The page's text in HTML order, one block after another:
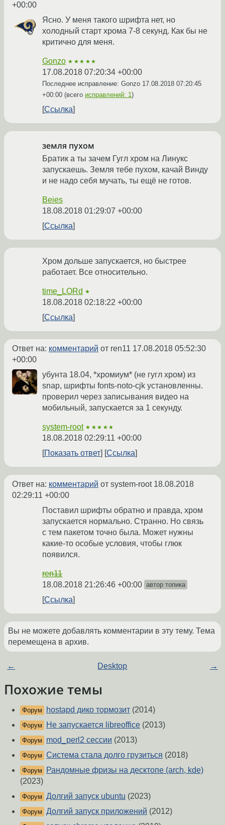
+00:00
Ясно. У меня такого шрифта нет, но
холодный старт хрома 7-8 секунд. Как бы не
критично для меня.
Gonzo ★★★★★
17.08.2018 07:20:34 +00:00
Последнее исправление: Gonzo 17.08.2018 07:20:45
+00:00 (всего исправлений: 1)
Ссылка
земля пухом
Братик а ты зачем Гугл хром на Линукс
запускаешь. Земля тебе пухом, качай Винду
и не надо себя мучать, ты ещё не готов.
Beies
18.08.2018 01:29:07 +00:00
Ссылка
Хром дольше запускается, но быстрее
работает. Все относительно.
time_LORd ★
18.08.2018 02:18:22 +00:00
Ссылка
Ответ на: комментарий от ren11 17.08.2018 05:52:30
+00:00
убунта 18.04, *хромиум* (не гугл хром) из
snap, шрифты fonts-noto-cjk установленны.
проверил через записывания видео на
мобильный, запускается за 1 секунду.
system-root ★★★★★
18.08.2018 02:29:11 +00:00
Показать ответ
Ссылка
Ответ на: комментарий от system-root 18.08.2018
02:29:11 +00:00
Поставил шрифты обратно и правда, хром
запускается нормально. Странно. Но связь
с тем пакетом точно была. Может нужны
какие-то особые условия, чтобы глюк
появился.
ren11
18.08.2018 21:26:46 +00:00 автор топика
Ссылка
Вы не можете добавлять комментарии в эту тему. Тема
перемещена в архив.
← Desktop →
Похожие темы
Форум hostapd дико тормозит (2014)
Форум Не запускается libreoffice (2013)
Форум mod_perl2 сессии (2013)
Форум Система стала долго грузиться (2018)
Форум
Рандомные фризы на десктопе (arch, kde)
(2023)
Форум Долгий запуск ubuntu (2023)
Форум Долгий запуск приложений (2012)